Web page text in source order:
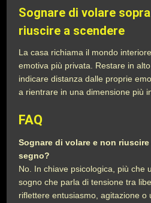
Sognare di volare
riuscire a scendere
La casa richiama il mondo
emotiva più privata. Restare in
indicare distanza dalle proprie
a rientrare in una dimensione più
FAQ
Sognare di volare e non
segno?
No. In chiave psicologica, più che
sogno che parla di tensione tra
riflettere entusiasmo, agitazione o